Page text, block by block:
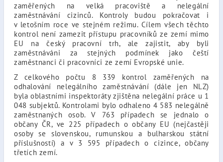
zaměřených na velká pracoviště a nelegální
zaměstnávání cizinců. Kontroly budou pokračovat i
v letošním roce ve stejném režimu. Cílem všech těchto
kontrol není zamezit přístupu pracovníků ze zemí mimo
EU na český pracovní trh, ale zajistit, aby byli
zaměstnáváni za stejných podmínek jako čeští
zaměstnanci či pracovníci ze zemí Evropské unie.
Z celkového počtu 8 339 kontrol zaměřených na
odhalování nelegálního zaměstnávání (dále jen NLZ)
byla oblastními inspektoráty zjištěna nelegální práce u 1
048 subjektů. Kontrolami bylo odhaleno 4 583 nelegálně
zaměstnaných osob. V 763 případech se jednalo o
občany ČR, ve 225 případech o občany EU (nejčastěji
osoby se slovenskou, rumunskou a bulharskou státní
příslušností) a v 3 595 případech o cizince, občany
třetích zemí.